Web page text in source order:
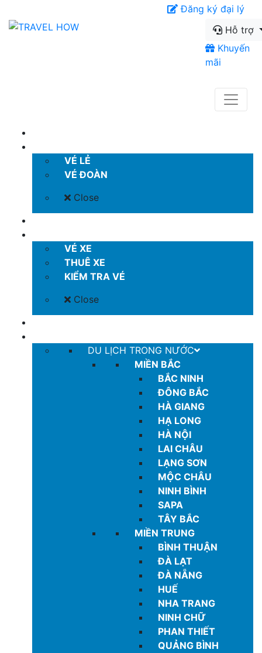
Đăng ký đại lý
Hỗ trợ
Khuyến
mãi
VÉ LẺ
VÉ ĐOÀN
Close
VÉ XE
THUÊ XE
KIỂM TRA VÉ
Close
DU LỊCH TRONG NƯỚC
MIỀN BẮC
BẮC NINH
ĐÔNG BẮC
HÀ GIANG
HẠ LONG
HÀ NỘI
LAI CHÂU
LẠNG SƠN
MỘC CHÂU
NINH BÌNH
SAPA
TÂY BẮC
MIỀN TRUNG
BÌNH THUẬN
ĐÀ LẠT
ĐÀ NẴNG
HUẾ
NHA TRANG
NINH CHỮ
PHAN THIẾT
QUẢNG BÌNH